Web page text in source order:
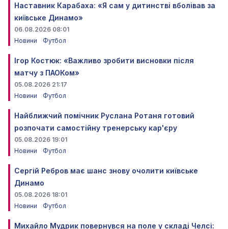
Наставник Карабаха: «Я сам у дитинстві вболівав за
київське Динамо»
06.08.2026 08:01
Новини
Футбол
Ігор Костюк: «Важливо зробити висновки після
матчу з ПАОКом»
05.08.2026 21:17
Новини
Футбол
Найближчий помічник Руслана Ротаня готовий
розпочати самостійну тренерську кар'єру
05.08.2026 19:01
Новини
Футбол
Сергій Ребров має шанс знову очолити київське
Динамо
05.08.2026 18:01
Новини
Футбол
Михайло Мудрик повернувся на поле у складі Челсі: